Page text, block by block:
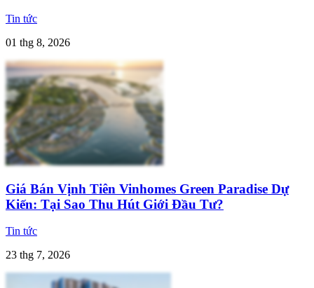
Tin tức
01 thg 8, 2026
Giá Bán Vịnh Tiên Vinhomes Green Paradise Dự
Kiến: Tại Sao Thu Hút Giới Đầu Tư?
Tin tức
23 thg 7, 2026